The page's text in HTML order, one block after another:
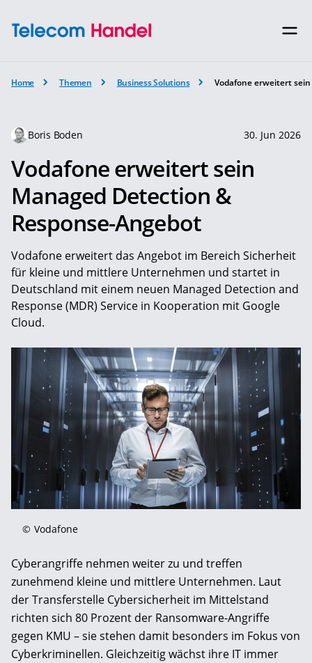
Home Themen Business Solutions Vodafone erweitert
Boris Boden 30. Jun 2026
Vodafone erweitert sein
Managed Detection &
Response-Angebot
Vodafone erweitert das Angebot im Bereich Sicherheit
für kleine und mittlere Unternehmen und startet in
Deutschland mit einem neuen Managed Detection and
Response (MDR) Service in Kooperation mit Google
Cloud.
© Vodafone
Cyberangriffe nehmen weiter zu und treffen
zunehmend kleine und mittlere Unternehmen. Laut
der Transferstelle Cybersicherheit im Mittelstand
richten sich 80 Prozent der Ransomware-Angriffe
gegen KMU – sie stehen damit besonders im Fokus von
Cyberkriminellen. Gleichzeitig wächst ihre IT immer